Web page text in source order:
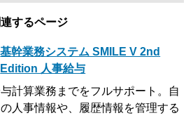
するページ
基幹業務システム SMILE V 2nd
Edition 人事給与
計算業務までをフルサポート。自
人事情報や、履歴情報を管理する